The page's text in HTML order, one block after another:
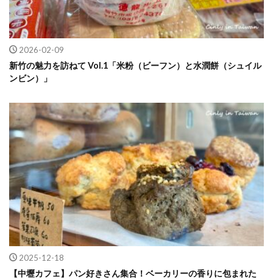
2026-02-09
新竹の魅力を訪ねて Vol.1「米粉（ビーフン）と水潤餅（シュイル
ンビン）」
2025-12-18
【中壢カフェ】パン好きさん集合！ベーカリーの香りに包まれた